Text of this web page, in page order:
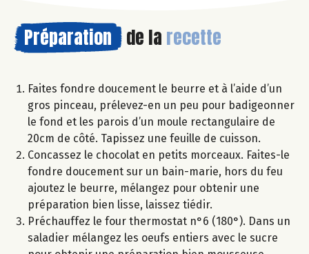
Préparation de la recette
Faites fondre doucement le beurre et à l’aide d’un
gros pinceau, prélevez-en un peu pour badigeonner
le fond et les parois d’un moule rectangulaire de
20cm de côté. Tapissez une feuille de cuisson.
Concassez le chocolat en petits morceaux. Faites-le
fondre doucement sur un bain-marie, hors du feu
ajoutez le beurre, mélangez pour obtenir une
préparation bien lisse, laissez tiédir.
Préchauffez le four thermostat n°6 (180°). Dans un
saladier mélangez les oeufs entiers avec le sucre